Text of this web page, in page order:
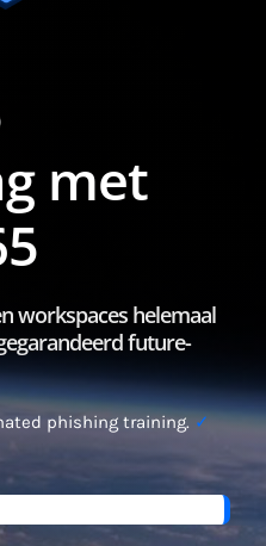
met
workspaces helemaal
future-
phishing training. ✓